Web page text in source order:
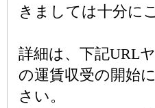
きましては十分に
詳細は、下記URL
の運賃収受の開始
さい。